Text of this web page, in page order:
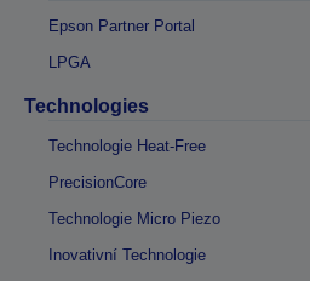
Epson Partner Portal
LPGA
Technologies
Technologie Heat-Free
PrecisionCore
Technologie Micro Piezo
Inovativní Technologie